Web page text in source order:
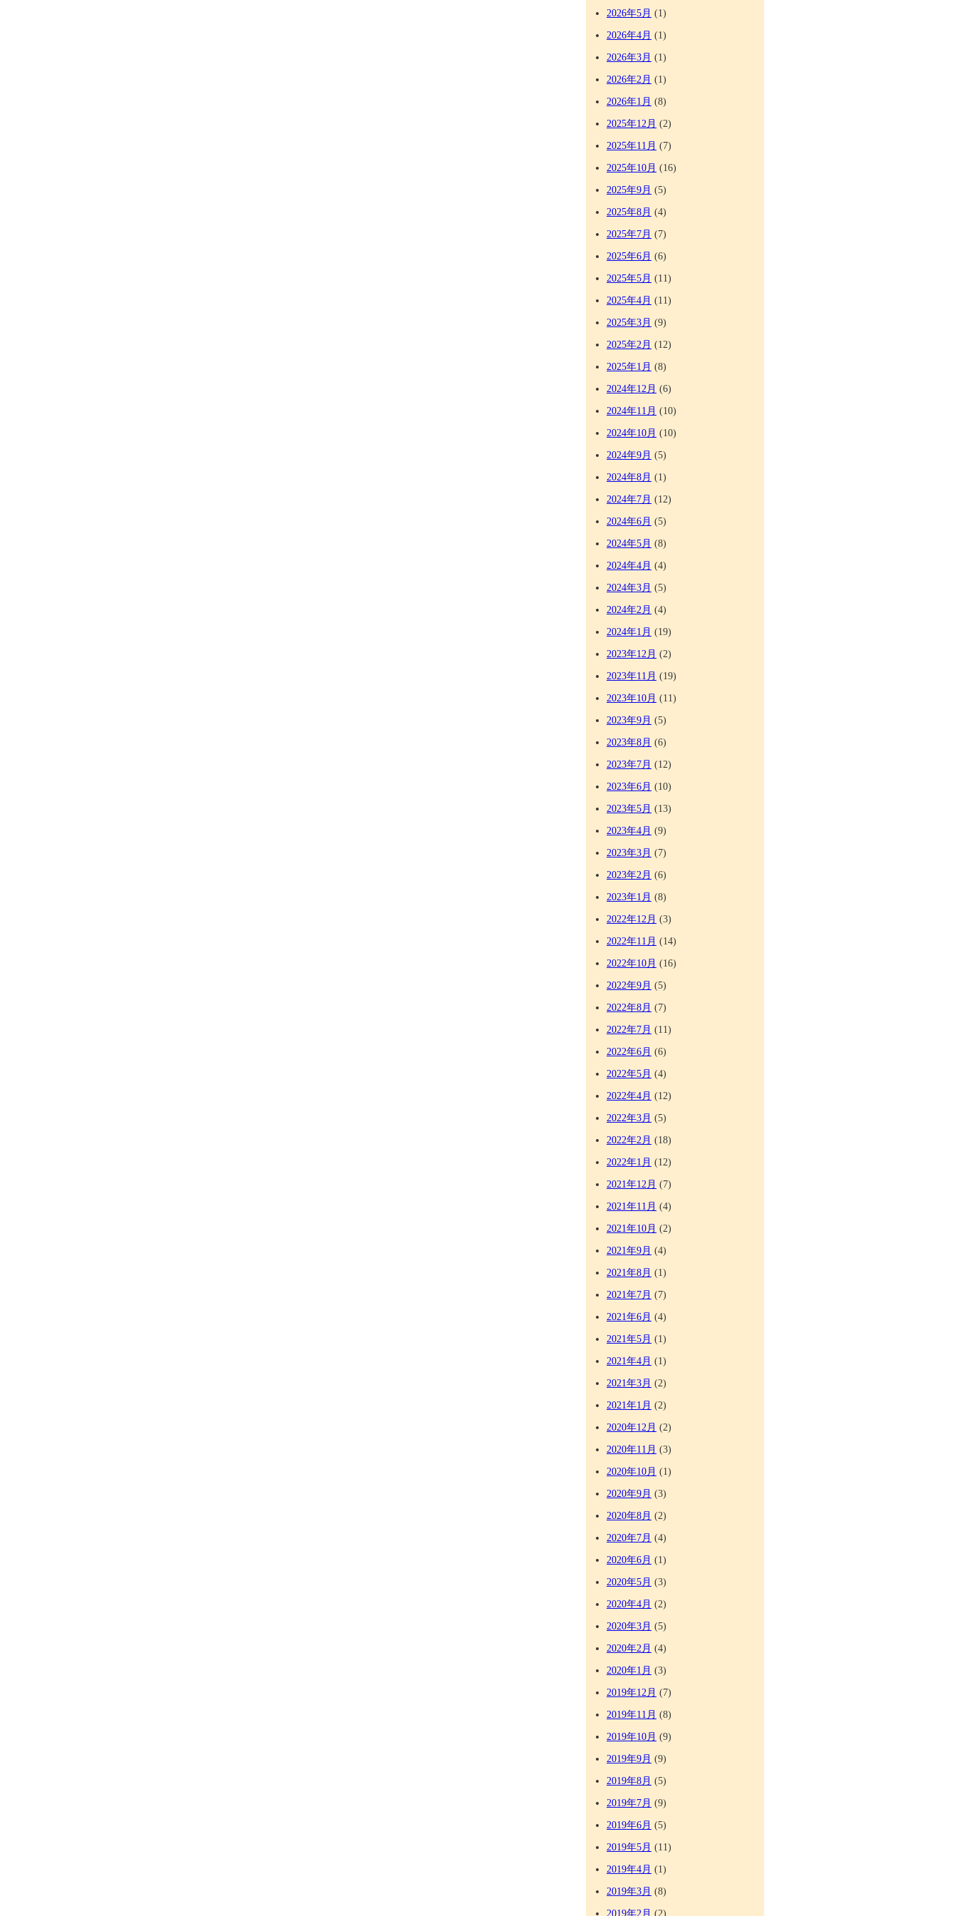
2026年5月 (1)
2026年4月 (1)
2026年3月 (1)
2026年2月 (1)
2026年1月 (8)
2025年12月 (2)
2025年11月 (7)
2025年10月 (16)
2025年9月 (5)
2025年8月 (4)
2025年7月 (7)
2025年6月 (6)
2025年5月 (11)
2025年4月 (11)
2025年3月 (9)
2025年2月 (12)
2025年1月 (8)
2024年12月 (6)
2024年11月 (10)
2024年10月 (10)
2024年9月 (5)
2024年8月 (1)
2024年7月 (12)
2024年6月 (5)
2024年5月 (8)
2024年4月 (4)
2024年3月 (5)
2024年2月 (4)
2024年1月 (19)
2023年12月 (2)
2023年11月 (19)
2023年10月 (11)
2023年9月 (5)
2023年8月 (6)
2023年7月 (12)
2023年6月 (10)
2023年5月 (13)
2023年4月 (9)
2023年3月 (7)
2023年2月 (6)
2023年1月 (8)
2022年12月 (3)
2022年11月 (14)
2022年10月 (16)
2022年9月 (5)
2022年8月 (7)
2022年7月 (11)
2022年6月 (6)
2022年5月 (4)
2022年4月 (12)
2022年3月 (5)
2022年2月 (18)
2022年1月 (12)
2021年12月 (7)
2021年11月 (4)
2021年10月 (2)
2021年9月 (4)
2021年8月 (1)
2021年7月 (7)
2021年6月 (4)
2021年5月 (1)
2021年4月 (1)
2021年3月 (2)
2021年1月 (2)
2020年12月 (2)
2020年11月 (3)
2020年10月 (1)
2020年9月 (3)
2020年8月 (2)
2020年7月 (4)
2020年6月 (1)
2020年5月 (3)
2020年4月 (2)
2020年3月 (5)
2020年2月 (4)
2020年1月 (3)
2019年12月 (7)
2019年11月 (8)
2019年10月 (9)
2019年9月 (9)
2019年8月 (5)
2019年7月 (9)
2019年6月 (5)
2019年5月 (11)
2019年4月 (1)
2019年3月 (8)
2019年2月 (2)